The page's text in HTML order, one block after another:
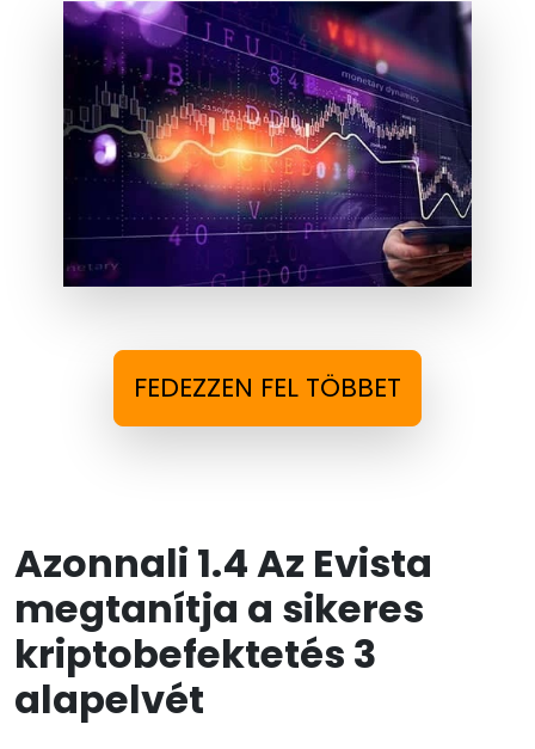
FEDEZZEN FEL TÖBBET
Azonnali 1.4 Az Evista
megtanítja a sikeres
kriptobefektetés 3
alapelvét